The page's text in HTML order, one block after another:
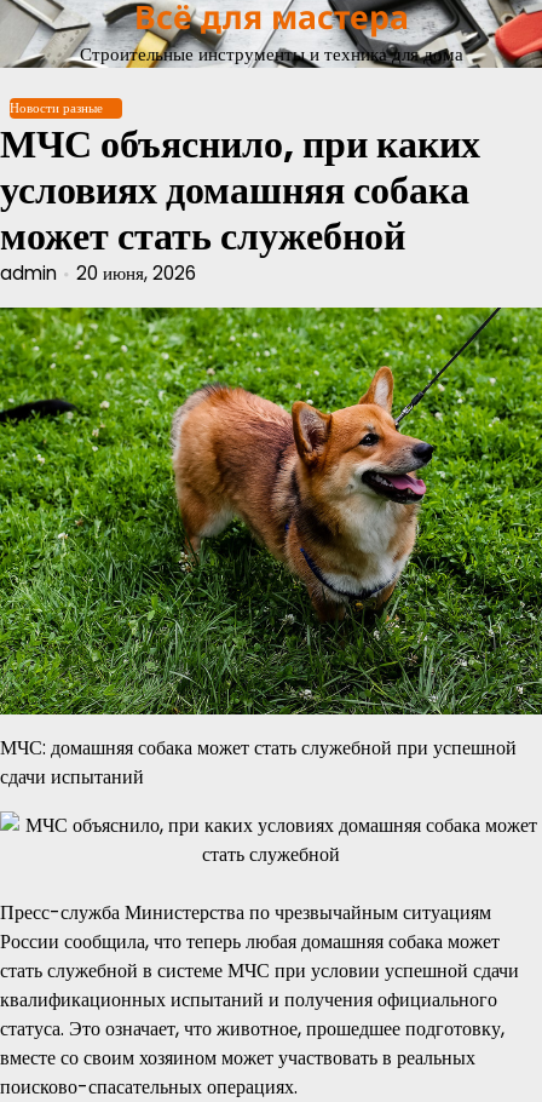
Перейти
содержимому
Всё для мастера
Строительные инструменты и техника для дома
Новости разные
МЧС объяснило, при каких
условиях домашняя собака
может стать служебной
admin 20 июня, 2026
МЧС: домашняя собака может стать служебной при успешной
сдачи испытаний
Пресс-служба Министерства по чрезвычайным ситуациям
России сообщила, что теперь любая домашняя собака может
стать служебной в системе МЧС при условии успешной сдачи
квалификационных испытаний и получения официального
статуса. Это означает, что животное, прошедшее подготовку,
вместе со своим хозяином может участвовать в реальных
поисково-спасательных операциях.